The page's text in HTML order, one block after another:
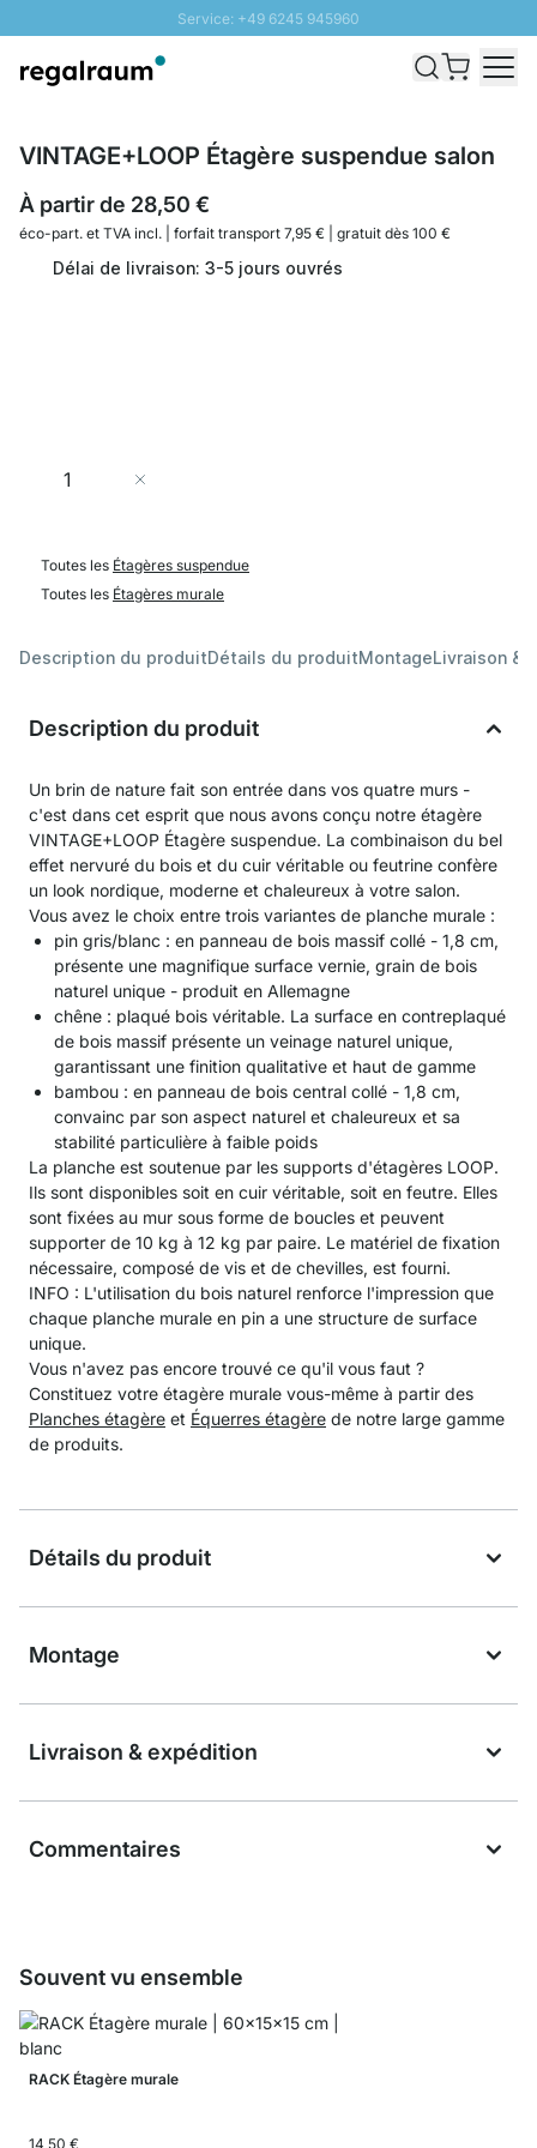
Service: +49 6245 945960
Livraison rapide - Livraison gratuite dès 100€
VINTAGE+LOOP Étagère suspendue salon
À partir de 28,50 €
éco-part. et TVA incl. | forfait transport 7,95 € | gratuit dès 100 €
Délai de livraison: 3-5 jours ouvrés
Quantité
Toutes les Étagères suspendue
Toutes les Étagères murale
Description du produitDétails du produitMontageLivraison &
Description du produit
Un brin de nature fait son entrée dans vos quatre murs -
c'est dans cet esprit que nous avons conçu notre étagère
VINTAGE+LOOP Étagère suspendue. La combinaison du bel
effet nervuré du bois et du cuir véritable ou feutrine confère
un look nordique, moderne et chaleureux à votre salon.
Vous avez le choix entre trois variantes de planche murale :
pin gris/blanc : en panneau de bois massif collé - 1,8 cm,
présente une magnifique surface vernie, grain de bois
naturel unique - produit en Allemagne
chêne : plaqué bois véritable. La surface en contreplaqué
de bois massif présente un veinage naturel unique,
garantissant une finition qualitative et haut de gamme
bambou : en panneau de bois central collé - 1,8 cm,
convainc par son aspect naturel et chaleureux et sa
stabilité particulière à faible poids
La planche est soutenue par les supports d'étagères LOOP.
Ils sont disponibles soit en cuir véritable, soit en feutre. Elles
sont fixées au mur sous forme de boucles et peuvent
supporter de 10 kg à 12 kg par paire. Le matériel de fixation
nécessaire, composé de vis et de chevilles, est fourni.
INFO : L'utilisation du bois naturel renforce l'impression que
chaque planche murale en pin a une structure de surface
unique.
Vous n'avez pas encore trouvé ce qu'il vous faut ?
Constituez votre étagère murale vous-même à partir des
Planches étagère et Équerres étagère de notre large gamme
de produits.
Détails du produit
Montage
Livraison & expédition
Commentaires
Souvent vu ensemble
RACK Étagère murale
14,50 €